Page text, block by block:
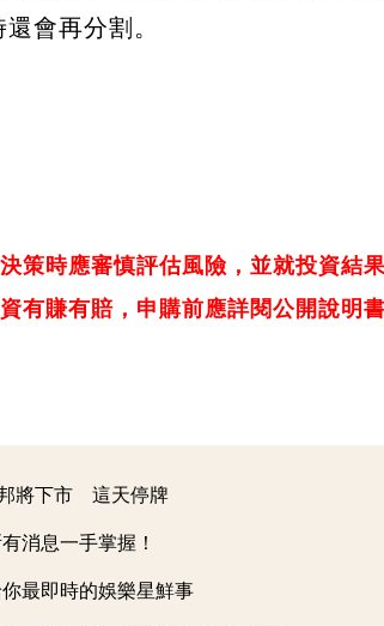
會再分割。
策時應審慎評估風險，並就投資結果
有賺有賠，申購前應詳閱公開說明書
將下市 這天停牌
消息一手掌握！
最即時的娛樂星鮮事